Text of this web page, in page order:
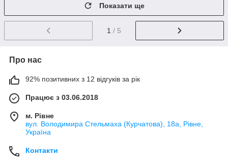
Показати ще
1 / 5
Про нас
92% позитивних з 12 відгуків за рік
Працює з 03.06.2018
м. Рівне
вул. Володимира Стельмаха (Курчатова), 18а, Рівне,
Україна
Контакти